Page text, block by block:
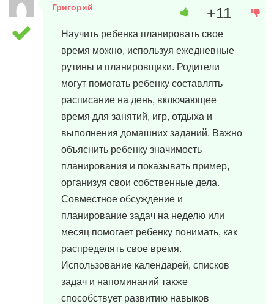
Григорий
Научить ребенка планировать свое
время можно, используя ежедневные
рутины и планировщики. Родители
могут помогать ребенку составлять
расписание на день, включающее
время для занятий, игр, отдыха и
выполнения домашних заданий. Важно
объяснить ребенку значимость
планирования и показывать пример,
организуя свои собственные дела.
Совместное обсуждение и
планирование задач на неделю или
месяц помогает ребенку понимать, как
распределять свое время.
Использование календарей, списков
задач и напоминаний также
способствует развитию навыков
+11